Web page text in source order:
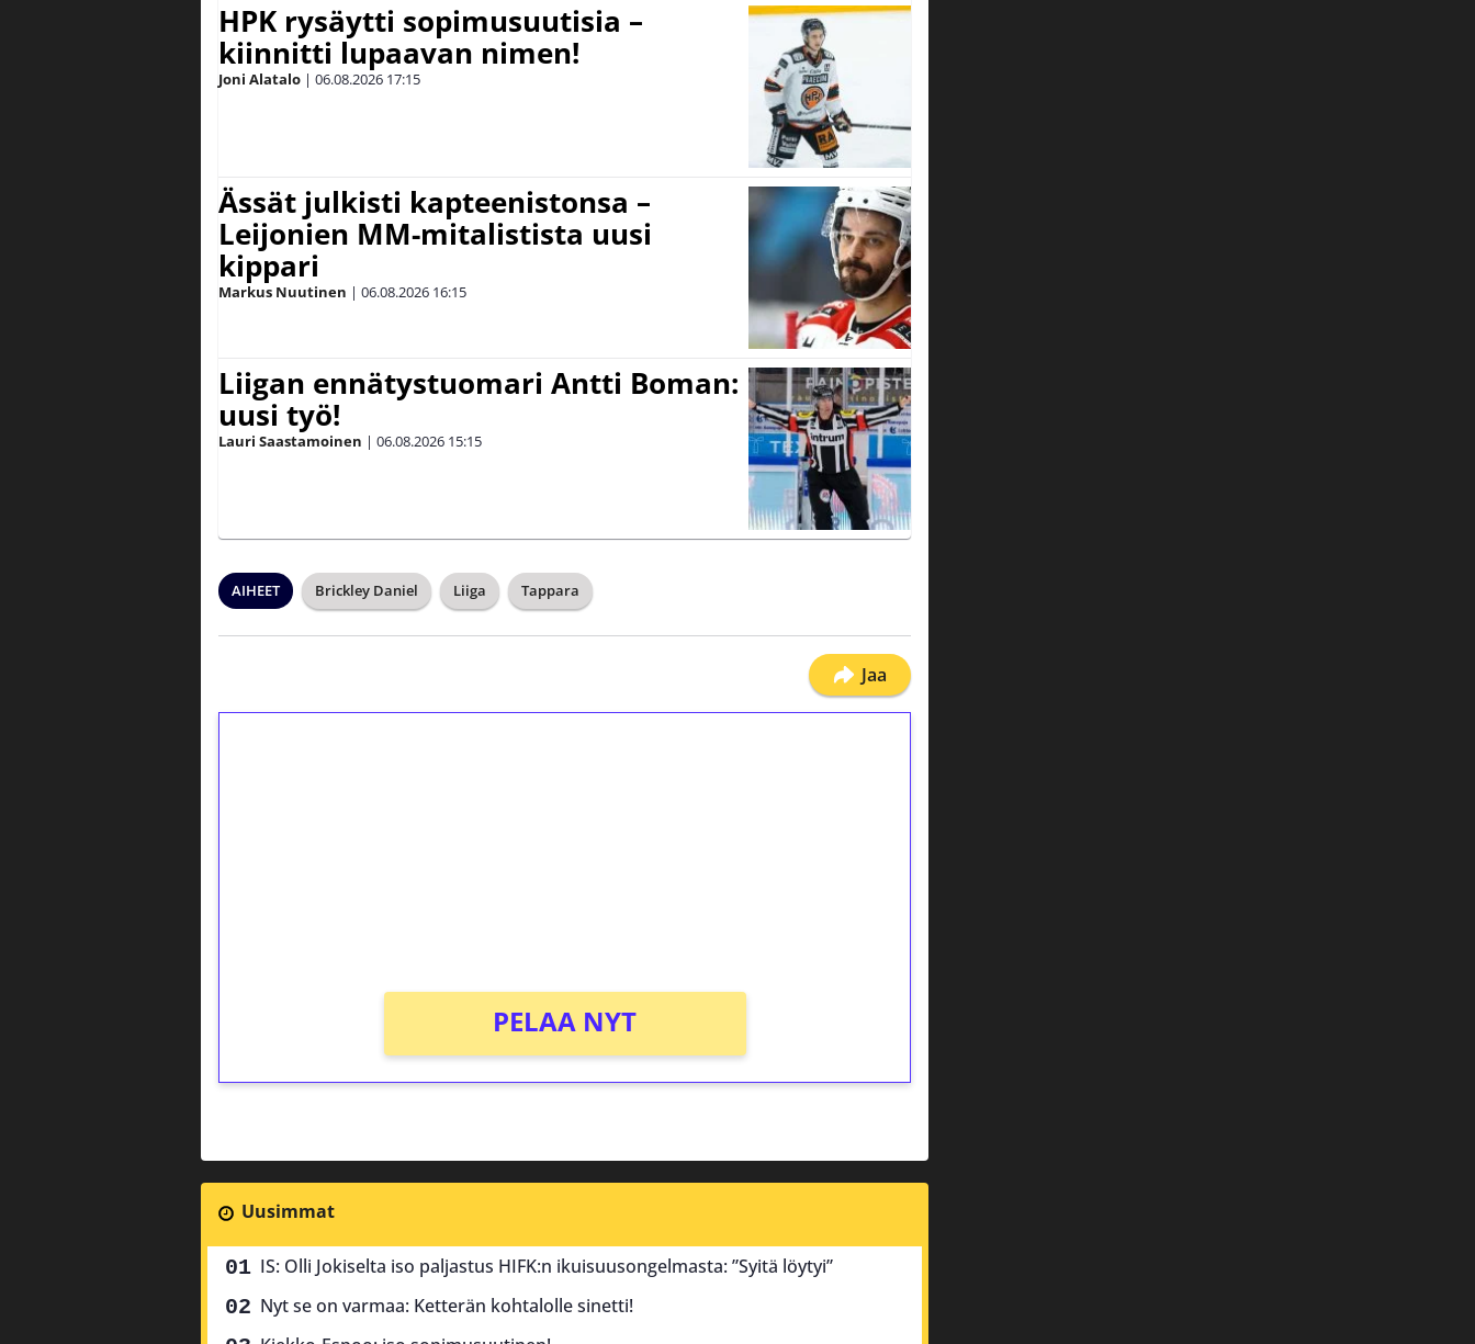
HPK rysäytti sopimusuutisia –
kiinnitti lupaavan nimen!
Joni Alatalo | 06.08.2026 17:15
Ässät julkisti kapteenistonsa –
Leijonien MM-mitalistista uusi
kippari
Markus Nuutinen | 06.08.2026 16:15
Liigan ennätystuomari Antti Boman:
uusi työ!
Lauri Saastamoinen | 06.08.2026 15:15
AIHEET Brickley Daniel Liiga Tappara
Jaa
PELAA NYT
Uusimmat
IS: Olli Jokiselta iso paljastus HIFK:n ikuisuusongelmasta: ”Syitä löytyi”
Nyt se on varmaa: Ketterän kohtalolle sinetti!